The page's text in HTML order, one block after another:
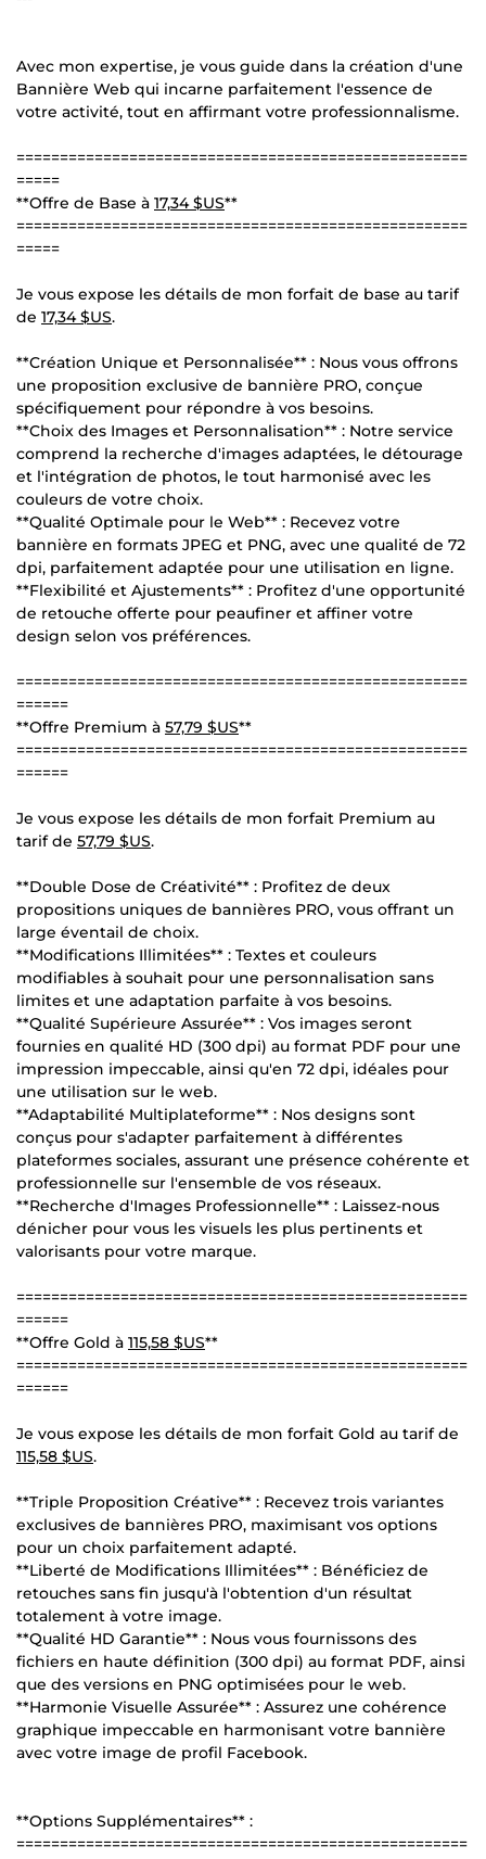
Avec mon expertise, je vous guide dans la création d'une
Bannière Web qui incarne parfaitement l'essence de
votre activité, tout en affirmant votre professionnalisme.
====================================================
=====
**Offre de Base à 17,34 $US**
====================================================
=====
Je vous expose les détails de mon forfait de base au tarif
de 17,34 $US.
**Création Unique et Personnalisée** : Nous vous offrons
une proposition exclusive de bannière PRO, conçue
spécifiquement pour répondre à vos besoins.
**Choix des Images et Personnalisation** : Notre service
comprend la recherche d'images adaptées, le détourage
et l'intégration de photos, le tout harmonisé avec les
couleurs de votre choix.
**Qualité Optimale pour le Web** : Recevez votre
bannière en formats JPEG et PNG, avec une qualité de 72
dpi, parfaitement adaptée pour une utilisation en ligne.
**Flexibilité et Ajustements** : Profitez d'une opportunité
de retouche offerte pour peaufiner et affiner votre
design selon vos préférences.
====================================================
======
**Offre Premium à 57,79 $US**
====================================================
======
Je vous expose les détails de mon forfait Premium au
tarif de 57,79 $US.
**Double Dose de Créativité** : Profitez de deux
propositions uniques de bannières PRO, vous offrant un
large éventail de choix.
**Modifications Illimitées** : Textes et couleurs
modifiables à souhait pour une personnalisation sans
limites et une adaptation parfaite à vos besoins.
**Qualité Supérieure Assurée** : Vos images seront
fournies en qualité HD (300 dpi) au format PDF pour une
impression impeccable, ainsi qu'en 72 dpi, idéales pour
une utilisation sur le web.
**Adaptabilité Multiplateforme** : Nos designs sont
conçus pour s'adapter parfaitement à différentes
plateformes sociales, assurant une présence cohérente et
professionnelle sur l'ensemble de vos réseaux.
**Recherche d'Images Professionnelle** : Laissez-nous
dénicher pour vous les visuels les plus pertinents et
valorisants pour votre marque.
====================================================
======
**Offre Gold à 115,58 $US**
====================================================
======
Je vous expose les détails de mon forfait Gold au tarif de
115,58 $US.
**Triple Proposition Créative** : Recevez trois variantes
exclusives de bannières PRO, maximisant vos options
pour un choix parfaitement adapté.
**Liberté de Modifications Illimitées** : Bénéficiez de
retouches sans fin jusqu'à l'obtention d'un résultat
totalement à votre image.
**Qualité HD Garantie** : Nous vous fournissons des
fichiers en haute définition (300 dpi) au format PDF, ainsi
que des versions en PNG optimisées pour le web.
**Harmonie Visuelle Assurée** : Assurez une cohérence
graphique impeccable en harmonisant votre bannière
avec votre image de profil Facebook.
**Options Supplémentaires** :
====================================================